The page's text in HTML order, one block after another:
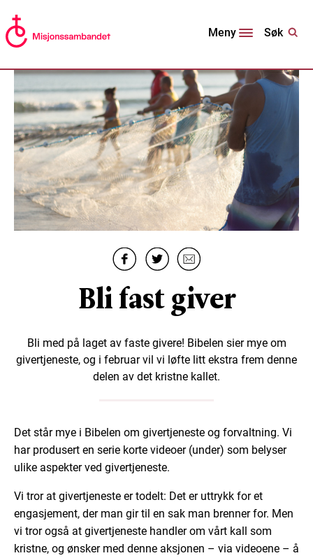
Meny Søk
Bli fast giver
Bli med på laget av faste givere! Bibelen sier mye om
givertjeneste, og i februar vil vi løfte litt ekstra frem denne
delen av det kristne kallet.
Det står mye i Bibelen om givertjeneste og forvaltning. Vi
har produsert en serie korte videoer (under) som belyser
ulike aspekter ved givertjeneste.
Vi tror at givertjeneste er todelt: Det er uttrykk for et
engasjement, der man gir til en sak man brenner for. Men
vi tror også at givertjeneste handler om vårt kall som
kristne, og ønsker med denne aksjonen – via videoene – å